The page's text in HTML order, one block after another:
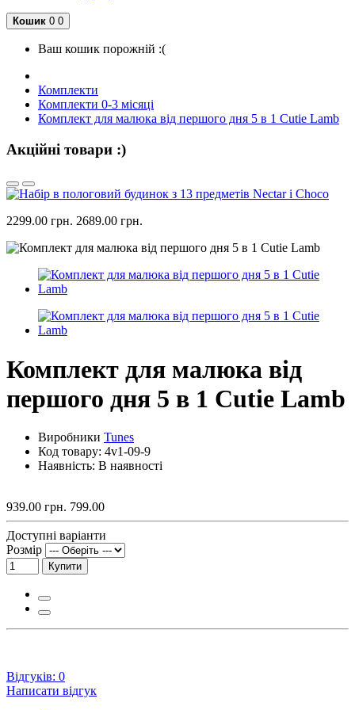
Кошик 0 0
Ваш кошик порожній :(
Комплекти
Комплекти 0-3 місяці
Комплект для малюка від першого дня 5 в 1 Cutie Lamb
Акційні товари :)
2299.00 грн. 2689.00 грн.
Комплект для малюка від
першого дня 5 в 1 Cutie Lamb
Виробники Tunes
Код товару: 4v1-09-9
Наявність: В наявності
939.00 грн. 799.00
Доступні варіанти
Розмір
Купити
Відгуків: 0
Написати відгук